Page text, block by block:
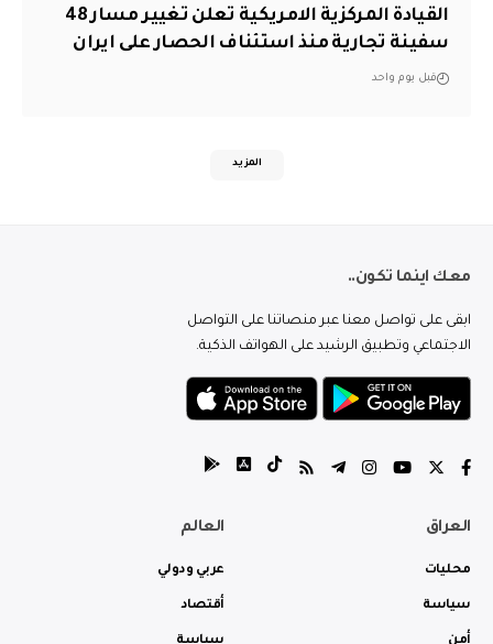
القيادة المركزية الامريكية تعلن تغيير مسار 48
سفينة تجارية منذ استئناف الحصار على ايران
قبل يوم واحد
المزيد
معك اينما تكون..
ابقى على تواصل معنا عبر منصاتنا على التواصل
الاجتماعي وتطبيق الرشيد على الهواتف الذكية.
العراق
محليات
سياسة
العالم
عربي ودولي
أقتصاد